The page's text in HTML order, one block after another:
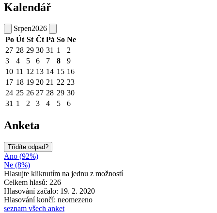
Kalendář
Srpen2026
Po Út St Čt Pá So Ne
27 28 29 30 31 1
2
3
4 5 6 7 8
9
10 11 12 13 14 15 16
17 18 19 20 21 22 23
24 25 26 27 28 29 30
31 1 2 3 4 5 6
Anketa
Třídíte odpad?
Ano (92%)
Ne (8%)
Hlasujte kliknutím na jednu z možností
Celkem hlasů: 226
Hlasování začalo: 19. 2. 2020
Hlasování končí: neomezeno
seznam všech anket